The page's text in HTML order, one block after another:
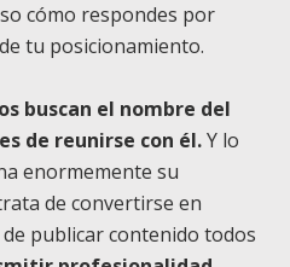
cómo respondes por
tu posicionamiento.
buscan el nombre del
de reunirse con él.Y lo
enormemente su
de convertirse en
publicar contenido todos